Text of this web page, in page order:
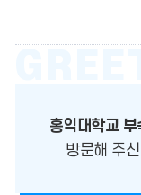
홍익대학교
방문해 주